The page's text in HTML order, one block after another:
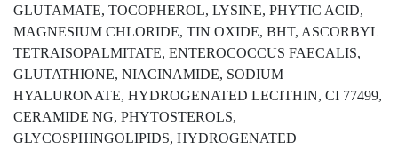
GLUTAMATE, TOCOPHEROL, LYSINE, PHYTIC ACID,
MAGNESIUM CHLORIDE, TIN OXIDE, BHT, ASCORBYL
TETRAISOPALMITATE, ENTEROCOCCUS FAECALIS,
GLUTATHIONE, NIACINAMIDE, SODIUM
HYALURONATE, HYDROGENATED LECITHIN, CI 77499,
CERAMIDE NG, PHYTOSTEROLS,
GLYCOSPHINGOLIPIDS, HYDROGENATED